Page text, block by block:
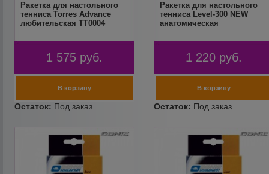
Ракетка для настольного
тенниса Torres Advance
любительская TT0004
1 575 руб.
Ракетка для настольного
тенниса Level-300 NEW
анатомическая
1 220 руб.